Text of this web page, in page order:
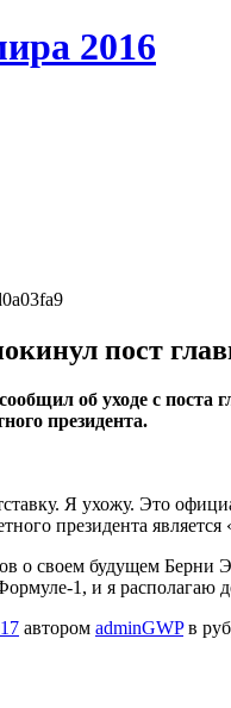
2016
пост
об уходе с
президента.
Я ухожу. Это
президента
о своем будущем Берни
1, и я располагаю
автором adminGWPв